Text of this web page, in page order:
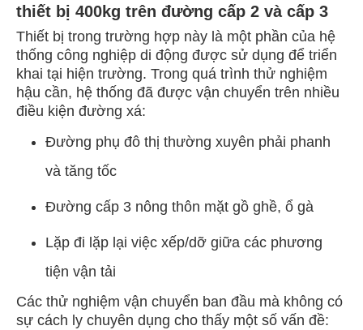
thiết bị 400kg trên đường cấp 2 và cấp 3
Thiết bị trong trường hợp này là một phần của hệ
thống công nghiệp di động được sử dụng để triển
khai tại hiện trường. Trong quá trình thử nghiệm
hậu cần, hệ thống đã được vận chuyển trên nhiều
điều kiện đường xá:
Đường phụ đô thị thường xuyên phải phanh
và tăng tốc
Đường cấp 3 nông thôn mặt gồ ghề, ổ gà
Lặp đi lặp lại việc xếp/dỡ giữa các phương
tiện vận tải
Các thử nghiệm vận chuyển ban đầu mà không có
sự cách ly chuyên dụng cho thấy một số vấn đề: